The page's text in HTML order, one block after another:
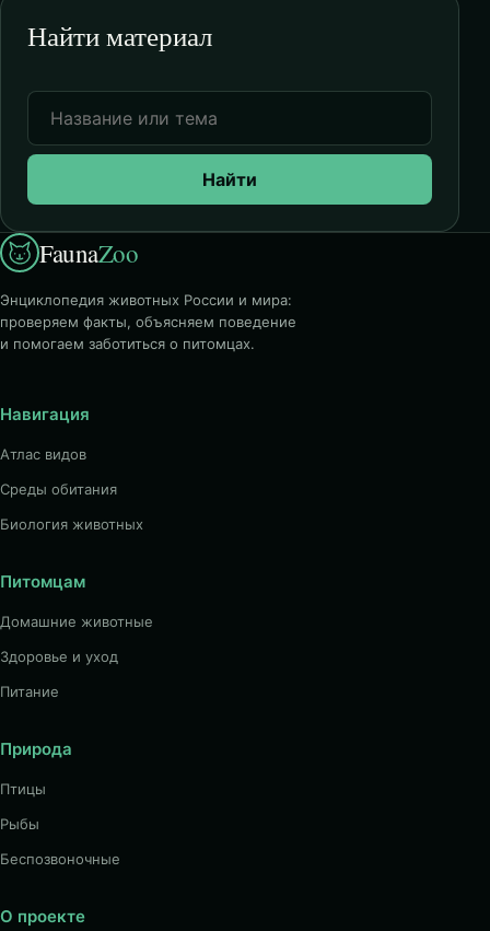
Найти материал
Найти
FaunaZoo
Энциклопедия животных России и мира:
проверяем факты, объясняем поведение
и помогаем заботиться о питомцах.
Навигация
Атлас видов
Среды обитания
Биология животных
Питомцам
Домашние животные
Здоровье и уход
Питание
Природа
Птицы
Рыбы
Беспозвоночные
О проекте